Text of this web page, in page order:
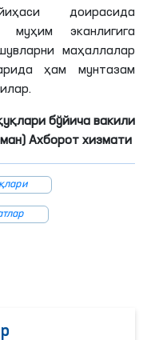
доирасида
муҳим эканлигига
маҳаллалар
ҳам мунтазам
бўйича вакили
Ахборот хизмати